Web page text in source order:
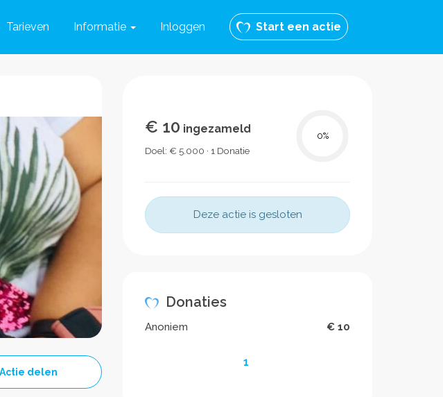
Tarieven Informatie Inloggen Start een actie
Actie delen
€ 10 ingezameld
Doel: € 5.000 · 1 Donatie
0%
Deze actie is gesloten
Donaties
Anoniem € 10
1